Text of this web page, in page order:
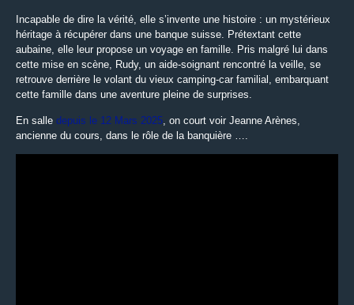
Incapable de dire la vérité, elle s’invente une histoire : un mystérieux
héritage à récupérer dans une banque suisse. Prétextant cette
aubaine, elle leur propose un voyage en famille. Pris malgré lui dans
cette mise en scène, Rudy, un aide-soignant rencontré la veille, se
retrouve derrière le volant du vieux camping-car familial, embarquant
cette famille dans une aventure pleine de surprises.
En salle depuis le 12 Mars 2025 , on court voir Jeanne Arènes,
ancienne du cours, dans le rôle de la banquière ….